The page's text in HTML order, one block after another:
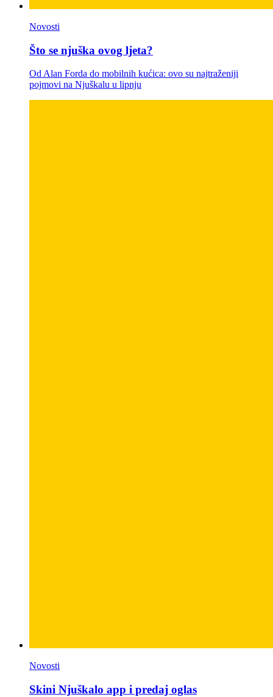
Novosti
Što se njuška ovog ljeta?
Od Alan Forda do mobilnih kućica: ovo su najtraženiji
pojmovi na Njuškalu u lipnju
Novosti
Skini Njuškalo app i predaj oglas